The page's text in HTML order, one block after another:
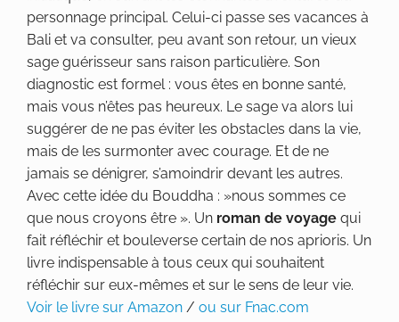
personnage principal. Celui-ci passe ses vacances à
Bali et va consulter, peu avant son retour, un vieux
sage guérisseur sans raison particulière. Son
diagnostic est formel : vous êtes en bonne santé,
mais vous n’êtes pas heureux. Le sage va alors lui
suggérer de ne pas éviter les obstacles dans la vie,
mais de les surmonter avec courage. Et de ne
jamais se dénigrer, s’amoindrir devant les autres.
Avec cette idée du Bouddha : »nous sommes ce
que nous croyons être ». Un roman de voyage qui
fait réfléchir et bouleverse certain de nos aprioris. Un
livre indispensable à tous ceux qui souhaitent
réfléchir sur eux-mêmes et sur le sens de leur vie.
Voir le livre sur Amazon / ou sur Fnac.com